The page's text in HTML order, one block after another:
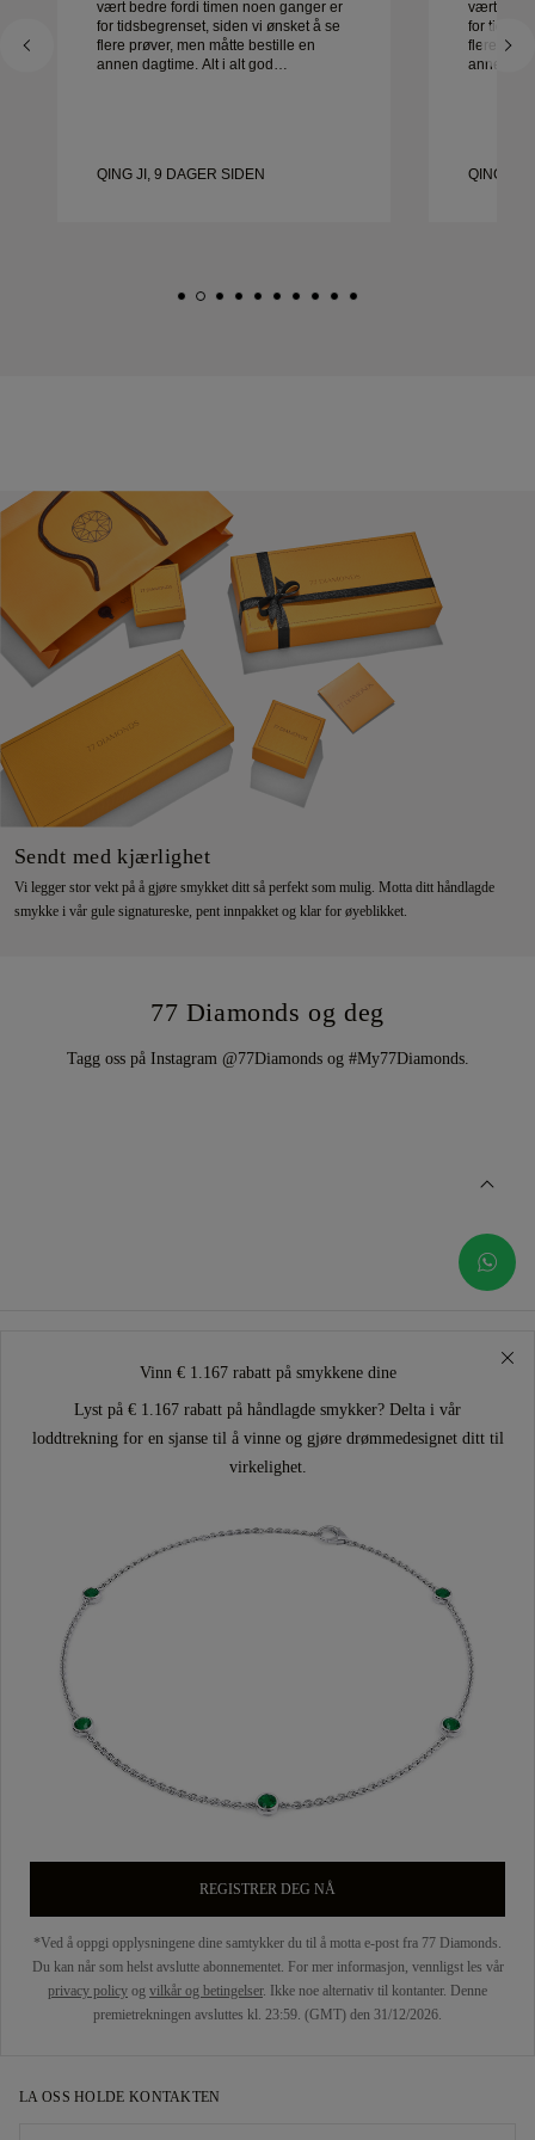
vært bedre fordi timen noen ganger er
for tidsbegrenset, siden vi ønsket å se
flere prøver, men måtte bestille en
annen dagtime. Alt i alt god
QING JI, 9 DAGER SIDEN
vært
for
flere
annen dagtime.
QING JI,
Sendt med kjærlighet
Vi legger stor vekt på å gjøre smykket ditt så perfekt som mulig. Motta ditt håndlagde
smykke i vår gule signatureske, pent innpakket og klar for øyeblikket.
77 Diamonds og deg
Tagg oss på Instagram @77Diamonds og #My77Diamonds.
Vinn € 1.167 rabatt på smykkene dine
Lyst på € 1.167 rabatt på håndlagde smykker? Delta i vår
loddtrekning for en sjanse til å vinne og gjøre drømmedesignet ditt til
virkelighet.
REGISTRER DEG NÅ
*Ved å oppgi opplysningene dine samtykker du til å motta e-post fra 77 Diamonds.
Du kan når som helst avslutte abonnementet. For mer informasjon, vennligst les vår
privacy policy og vilkår og betingelser. Ikke noe alternativ til kontanter. Denne
premietrekningen avsluttes kl. 23:59. (GMT) den 31/12/2026.
LA OSS HOLDE KONTAKTEN